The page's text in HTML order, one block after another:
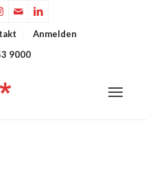
Anmelden
9000